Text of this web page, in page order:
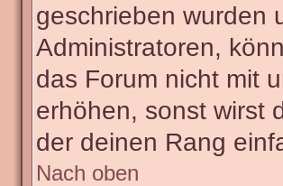
geschrieben wurden
Administratoren,
das Forum nicht mit
erhöhen, sonst wirst
der deinen Rang
Nach oben